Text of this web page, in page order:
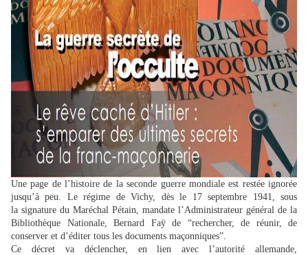
Une page de l’histoire de la seconde guerre mondiale est restée ignorée
jusqu’à peu. Le régime de Vichy, dès le 17 septembre 1941, sous
la signature du Maréchal Pétain, mandate l’Administrateur général de la
Bibliothèque Nationale, Bernard Faÿ de “rechercher, de réunir, de
conserver et d’éditer tous les documents maçonniques”.
Ce décret va déclencher, en lien avec l’autorité allemande,